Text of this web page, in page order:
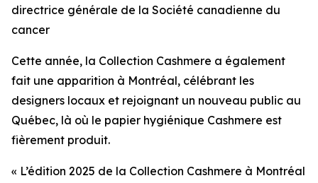
directrice générale de la Société canadienne du
cancer
Cette année, la Collection Cashmere a également
fait une apparition à Montréal, célébrant les
designers locaux et rejoignant un nouveau public au
Québec, là où le papier hygiénique Cashmere est
fièrement produit.
« L’édition 2025 de la Collection Cashmere à Montréal